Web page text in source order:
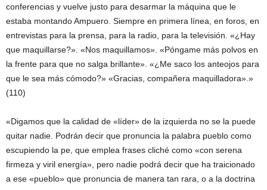
conferencias y vuelve justo para desarmar la máquina que le
estaba montando Ampuero. Siempre en primera línea, en foros, en
entrevistas para la prensa, para la radio, para la televisión. «¿Hay
que maquillarse?». «Nos maquillamos». «Póngame más polvos en
la frente para que no salga brillante». «¿Me saco los anteojos para
que le sea más cómodo?» «Gracias, compañera maquilladora».»
(110)
«Digamos que la calidad de «líder» de la izquierda no se la puede
quitar nadie. Podrán decir que pronuncia la palabra pueblo como
escupiendo la pe, que emplea frases cliché como «con serena
firmeza y viril energía», pero nadie podrá decir que ha traicionado
a ese «pueblo» que pronuncia de manera tan rara, o a la doctrina